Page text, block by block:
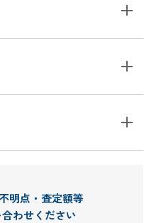
明点・査定額等
わせください